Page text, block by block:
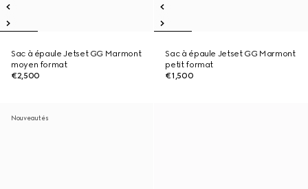
Sac à épaule Jetset GG Marmont
moyen format
€2,500
Sac à épaule Jetset GG Marmont
petit format
€1,500
Nouveautés